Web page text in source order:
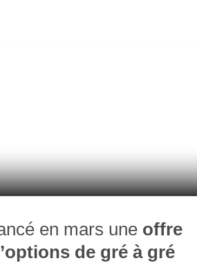
en mars une offre
de gré à gré